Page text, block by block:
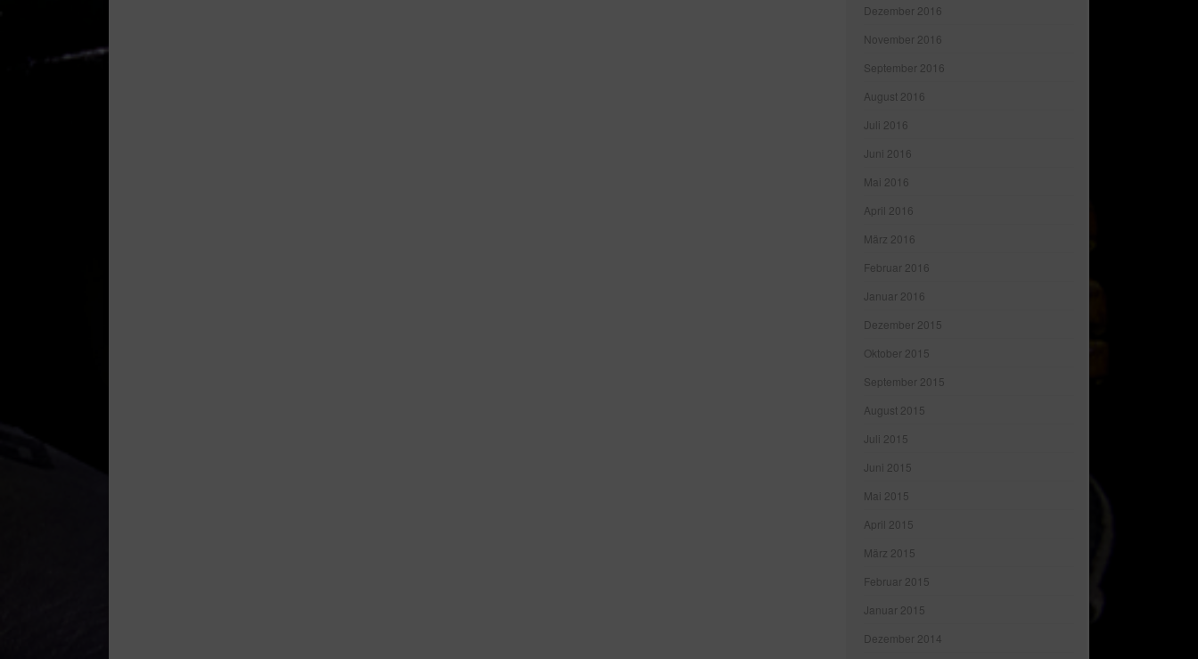
Dezember 2016
November 2016
September 2016
August 2016
Juli 2016
Juni 2016
Mai 2016
April 2016
März 2016
Februar 2016
Januar 2016
Dezember 2015
Oktober 2015
September 2015
August 2015
Juli 2015
Juni 2015
Mai 2015
April 2015
März 2015
Februar 2015
Januar 2015
Dezember 2014